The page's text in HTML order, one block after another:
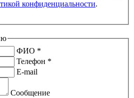
конфиденциальности.
ФИО *
Телефон *
E-mail
Сообщение